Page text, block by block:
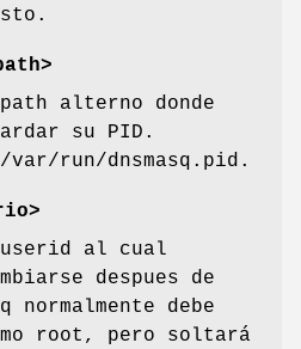
alterno donde
su PID.
/var/run/dnsmasq.pid.
al cual
despues de
normalmente debe
root, pero soltará